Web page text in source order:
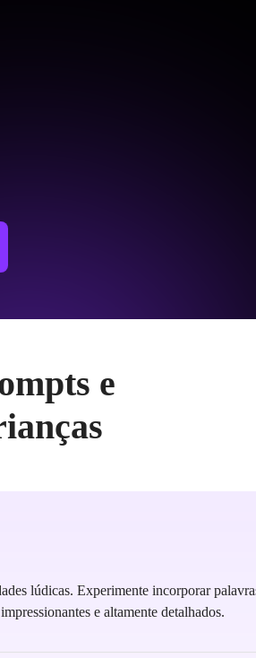
e
lúdicas. Experimente incorporar
e altamente detalhados.